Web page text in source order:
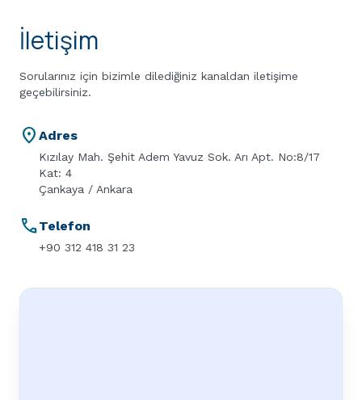
İletişim
Sorularınız için bizimle dilediğiniz kanaldan iletişime
geçebilirsiniz.
location_on Adres
Kızılay Mah. Şehit Adem Yavuz Sok. Arı Apt. No:8/17
Kat: 4
Çankaya / Ankara
callTelefon
+90 312 418 31 23